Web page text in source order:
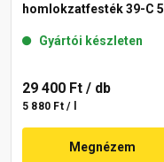
homlokzatfesték 39-C 5 l
Gyártói készleten
29 400 Ft / db
5 880 Ft / l
Megnézem